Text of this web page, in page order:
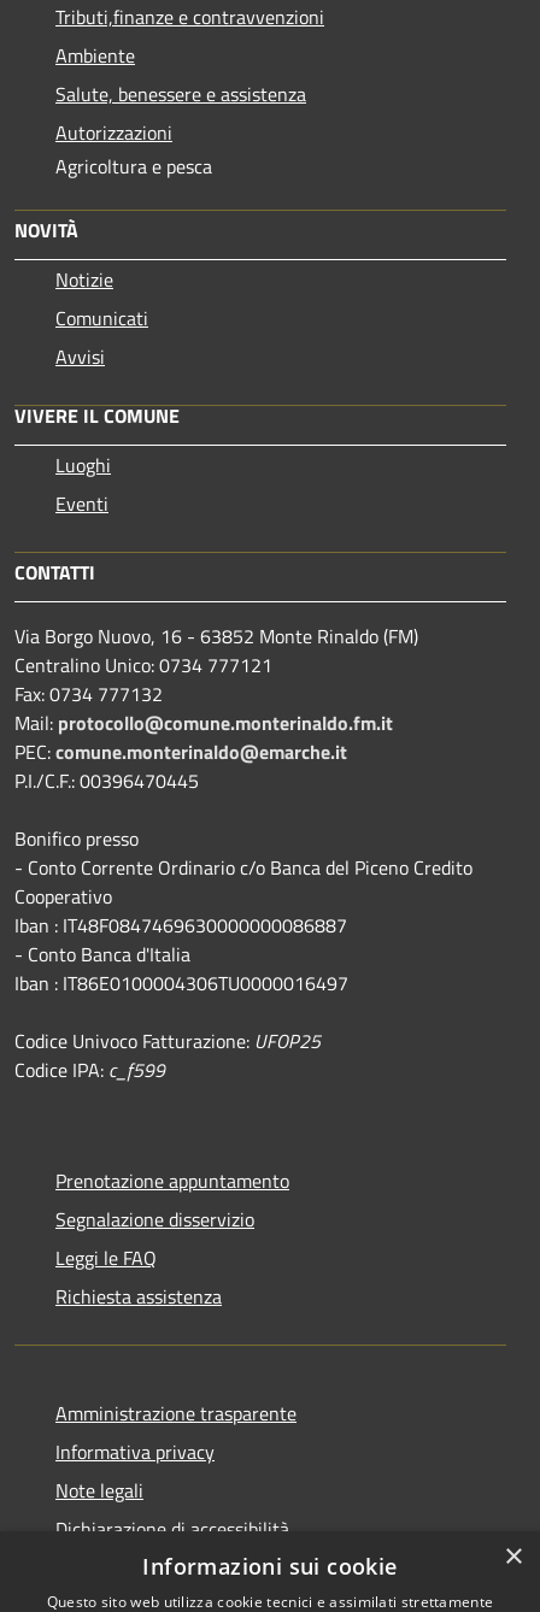
Tributi,finanze e contravvenzioni
Ambiente
Salute, benessere e assistenza
Autorizzazioni
Agricoltura e pesca
NOVITÀ
Notizie
Comunicati
Avvisi
VIVERE IL COMUNE
Luoghi
Eventi
CONTATTI
Via Borgo Nuovo, 16 - 63852 Monte Rinaldo (FM)
Centralino Unico: 0734 777121
Fax: 0734 777132
Mail: protocollo@comune.monterinaldo.fm.it
PEC:comune.monterinaldo@emarche.it
P.I./C.F.: 00396470445
Bonifico presso
​- Conto Corrente Ordinario c/o Banca del Piceno Credito
Cooperativo
Iban : IT48F0847469630000000086887
- Conto Banca d'Italia
Iban : IT86E0100004306TU0000016497
Codice Univoco Fatturazione: UFOP25
Codice IPA: c_f599
Prenotazione appuntamento
Segnalazione disservizio
Leggi le FAQ
Richiesta assistenza
Amministrazione trasparente
Informativa privacy
Note legali
Dichiarazione di accessibilità
×
Informazioni sui cookie
Questo sito web utilizza cookie tecnici e assimilati strettamente